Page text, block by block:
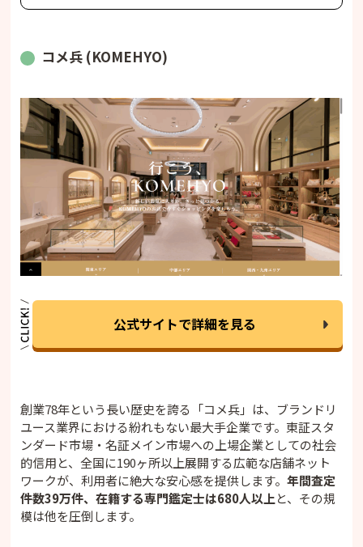
コメ兵 (KOMEHYO)
公式サイトで詳細を見る
創業78年という長い歴史を誇る「コメ兵」は、ブランドリ
ユース業界における紛れもない最大手企業です。東証スタ
ンダード市場・名証メイン市場への上場企業としての社会
的信用と、全国に190ヶ所以上展開する広範な店舗ネット
ワークが、利用者に絶大な安心感を提供します。年間査定
件数39万件、在籍する専門鑑定士は680人以上と、その規
模は他を圧倒します。